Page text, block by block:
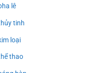
lê
tinh
loại
thao